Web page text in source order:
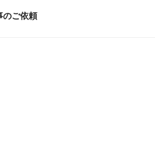
のご依頼